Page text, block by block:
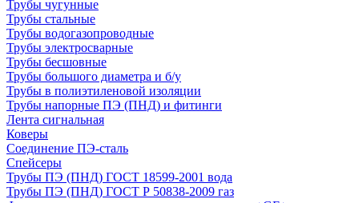
Трубы чугунные
Трубы стальные
Трубы водогазопроводные
Трубы электросварные
Трубы бесшовные
Трубы большого диаметра и б/у
Трубы в полиэтиленовой изоляции
Трубы напорные ПЭ (ПНД) и фитинги
Лента сигнальная
Коверы
Соединение ПЭ-сталь
Спейсеры
Трубы ПЭ (ПНД) ГОСТ 18599-2001 вода
Трубы ПЭ (ПНД) ГОСТ Р 50838-2009 газ